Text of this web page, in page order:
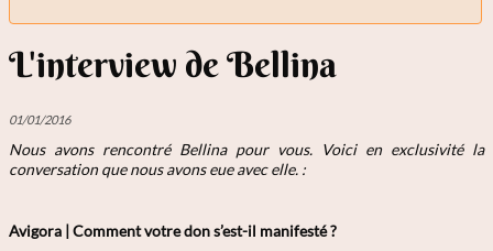
L'interview de Bellina
01/01/2016
Nous avons rencontré Bellina pour vous. Voici en exclusivité la
conversation que nous avons eue avec elle. :
Avigora | Commentvotre don s’est-il manifesté ?